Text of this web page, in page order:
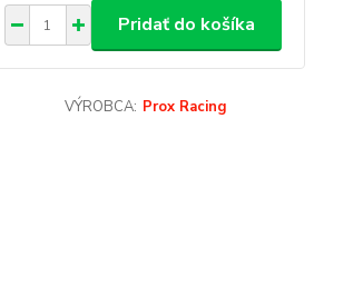
Pridať do košíka
VÝROBCA: Prox Racing